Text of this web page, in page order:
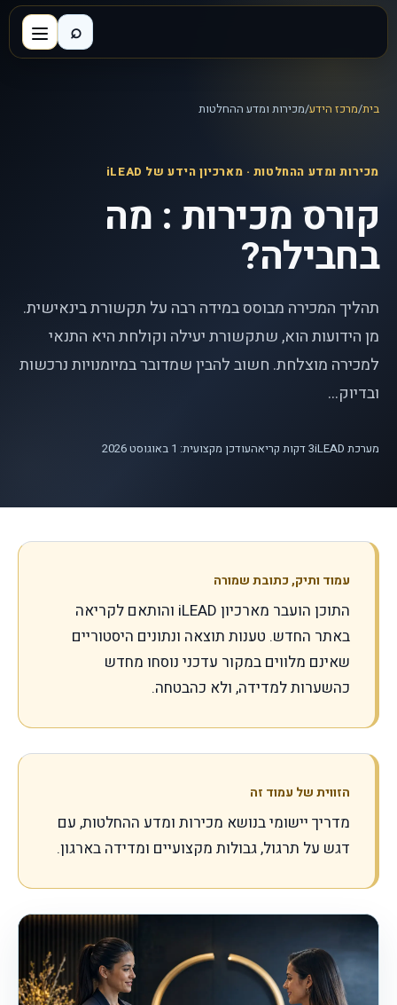
⌕
בית/מרכז הידע/מכירות ומדע ההחלטות
מכירות ומדע ההחלטות · מארכיון הידע של iLEAD
קורס מכירות : מה
בחבילה?
תהליך המכירה מבוסס במידה רבה על תקשורת בינאישית.
מן הידועות הוא, שתקשורת יעילה וקולחת היא התנאי
למכירה מוצלחת. חשוב להבין שמדובר במיומנויות נרכשות
ובדיוק...
מערכת iLEAD 3דקות קריאהעודכן מקצועית: 1 באוגוסט 2026
עמוד ותיק, כתובת שמורה
התוכן הועבר מארכיון iLEAD והותאם לקריאה
באתר החדש. טענות תוצאה ונתונים היסטוריים
שאינם מלווים במקור עדכני נוסחו מחדש
כהשערות למדידה, ולא כהבטחה.
הזווית של עמוד זה
מדריך יישומי בנושא מכירות ומדע ההחלטות, עם
דגש על תרגול, גבולות מקצועיים ומדידה בארגון.